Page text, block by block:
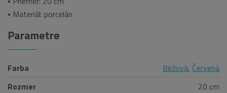
▪ Materiál: porcelán
Parametre
Farba Béžová, Červená
Rozmer
20 cm